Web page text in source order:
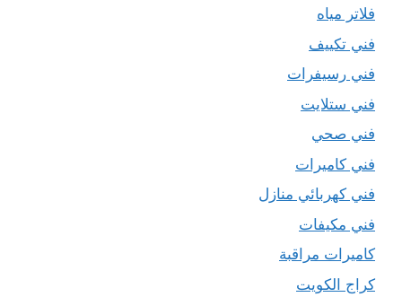
فلاتر مياه
فني تكييف
فني رسيفرات
فني ستلايت
فني صحي
فني كاميرات
فني كهربائي منازل
فني مكيفات
كاميرات مراقبة
كراج الكويت